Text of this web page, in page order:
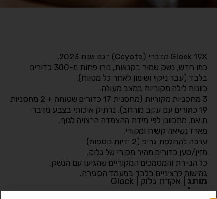
Glock 19X מדברי (Coyote) דגם שנת 2023.
כמו חדש, נשק שמור בקנאות, נורו פחות מ-300 כדורים
בלבד (עבר ניקוי ושימון לאחר כל מטווח).
כוונות לילה מקוריות במצב מעולה.
3 מחסניות מקוריות (מחסנית 17 כדורים שטוחה + 2 מחסניות
19 כดורים עם עקב מורחב). נרתיק איכותי בצבע מדברי
תואם, מתכוונן לפי מידת ההצמדה הרצויה לגוף.
מארז נשיאה קשיח ומקורי.
ערכה להחלפת גריפ (2 ידיות נוספות)
מזין/טען כדורים מהיר מקורי של גלוק.
כל הניירת והמסמכים המקוריים שהגיעו עם הנשק.
גמישות לרציניים בלבד במעמד הסגירה.
מותג
אקדח גלוק | Glock
דגם|
19 X 2023